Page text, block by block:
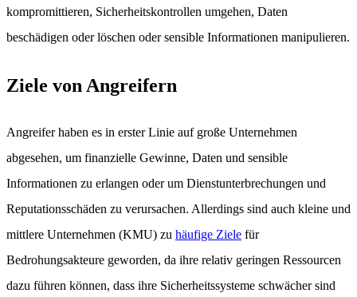
kompromittieren, Sicherheitskontrollen umgehen, Daten
beschädigen oder löschen oder sensible Informationen manipulieren.
Ziele von Angreifern
Angreifer haben es in erster Linie auf große Unternehmen
abgesehen, um finanzielle Gewinne, Daten und sensible
Informationen zu erlangen oder um Dienstunterbrechungen und
Reputationsschäden zu verursachen. Allerdings sind auch kleine und
mittlere Unternehmen (KMU) zu häufige Ziele für
Bedrohungsakteure geworden, da ihre relativ geringen Ressourcen
dazu führen können, dass ihre Sicherheitssysteme schwächer sind